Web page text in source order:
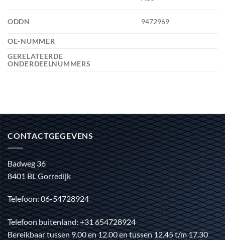
ODDN 9472969
OE-NUMMER
GERELATEERDE
ONDERDEELNUMMERS
CONTACTGEGEVENS
Badweg 36
8401 BL Gorredijk
Telefoon: 06-54728924
Telefoon buitenland: +31 654728924
Bereikbaar tussen 9.00 en 12.00 en tussen 12.45 t/m 17.30